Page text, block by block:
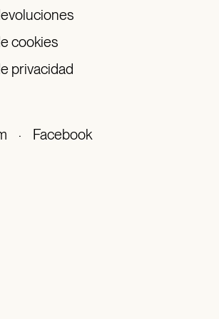
cookies
privacidad
· Facebook